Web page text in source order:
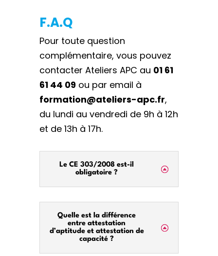
F.A.Q
Pour toute question
complémentaire, vous pouvez
contacter Ateliers APC au 01 61
61 44 09ou par email à
formation@ateliers-apc.fr,
du lundi au vendredi de 9h à 12h
et de 13h à 17h.
Le CE 303/2008 est-il
obligatoire ?
Quelle est la différence
entre attestation
d’aptitude et attestation de
capacité ?